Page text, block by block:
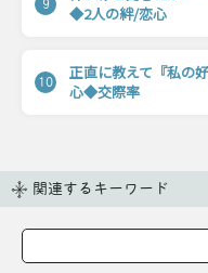
9
◆2人の絆/恋心
10
正直に教えて『私の
心◆交際率
関連するキーワード